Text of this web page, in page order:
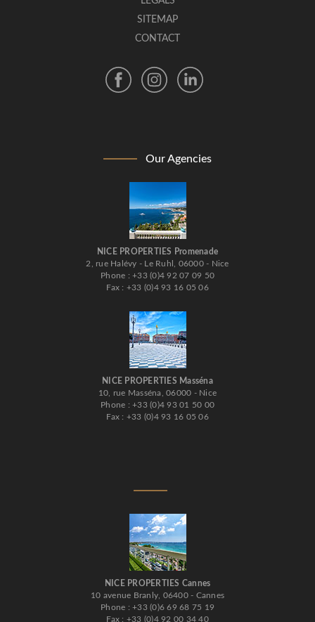
SITEMAP
CONTACT
Our Agencies
NICE PROPERTIES Promenade
2, rue Halévy - Le Ruhl, 06000 - Nice
Phone : +33 (0)4 92 07 09 50
Fax : +33 (0)4 93 16 05 06
NICE PROPERTIES Masséna
10, rue Masséna, 06000 - Nice
Phone : +33 (0)4 93 01 50 00
Fax : +33 (0)4 93 16 05 06
NICE PROPERTIES Cannes
10 avenue Branly, 06400 - Cannes
Phone : +33 (0)6 69 68 75 19
Fax : +33 (0)4 92 00 34 40